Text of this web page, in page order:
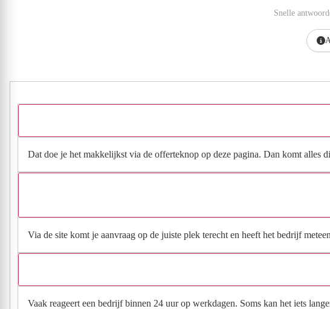
Snelle
Dat doe je het makkelijkst via de offerteknop op deze pagina. Dan komt alles
Via de site komt je aanvraag op de juiste plek terecht en heeft het bedrijf
Vaak reageert een bedrijf binnen 24 uur op werkdagen. Soms kan het iets